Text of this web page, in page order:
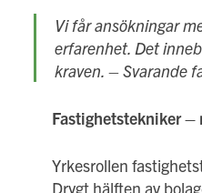
Vi får ansökningar
erfarenhet. Det
kraven. – Svarande
Fastighetstekniker –
Yrkesrollen
Drygt hälften av